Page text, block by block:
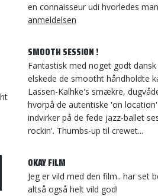
en connaisseur udi hvorledes
anmeldelsen
SMOOTH SESSION !
Fantastisk med noget godt dansk
elskede de smootht håndholdte
Lassen-Kalhke's smækre,
hvorpå de autentiske 'on
indvirker på de fede jazz-ballet
rockin'. Thumbs-up til crewet...
OKAY FILM
Jeg er vild med den film.. har set
altså også helt vild god!